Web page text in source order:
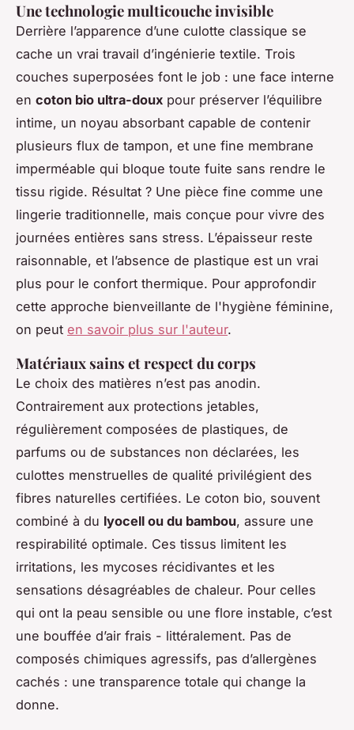
Une technologie multicouche invisible
Derrière l’apparence d’une culotte classique se
cache un vrai travail d’ingénierie textile. Trois
couches superposées font le job : une face interne
en coton bio ultra-doux pour préserver l’équilibre
intime, un noyau absorbant capable de contenir
plusieurs flux de tampon, et une fine membrane
imperméable qui bloque toute fuite sans rendre le
tissu rigide. Résultat ? Une pièce fine comme une
lingerie traditionnelle, mais conçue pour vivre des
journées entières sans stress. L’épaisseur reste
raisonnable, et l’absence de plastique est un vrai
plus pour le confort thermique. Pour approfondir
cette approche bienveillante de l'hygiène féminine,
on peut en savoir plus sur l'auteur.
Matériaux sains et respect du corps
Le choix des matières n’est pas anodin.
Contrairement aux protections jetables,
régulièrement composées de plastiques, de
parfums ou de substances non déclarées, les
culottes menstruelles de qualité privilégient des
fibres naturelles certifiées. Le coton bio, souvent
combiné à du lyocell ou du bambou, assure une
respirabilité optimale. Ces tissus limitent les
irritations, les mycoses récidivantes et les
sensations désagréables de chaleur. Pour celles
qui ont la peau sensible ou une flore instable, c’est
une bouffée d’air frais - littéralement. Pas de
composés chimiques agressifs, pas d’allergènes
cachés : une transparence totale qui change la
donne.